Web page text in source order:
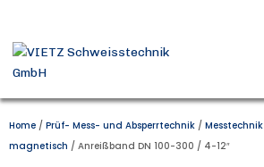
Home / Prüf- Mess- und Absperrtechnik / Messtechnik
magnetisch / Anreißband DN 100-300 / 4-12″